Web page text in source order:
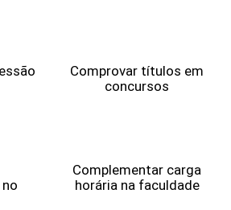
Comprovar títulos em
concursos
Complementar carga
horária na faculdade